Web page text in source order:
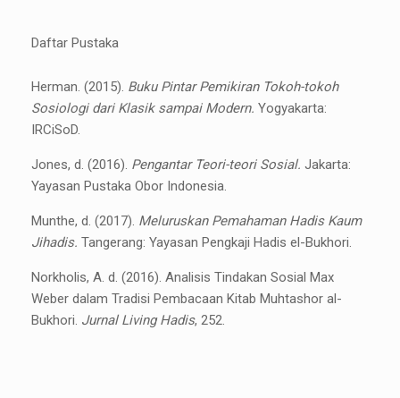
Daftar Pustaka
Herman. (2015). Buku Pintar Pemikiran Tokoh-tokoh
Sosiologi dari Klasik sampai Modern. Yogyakarta:
IRCiSoD.
Jones, d. (2016). Pengantar Teori-teori Sosial. Jakarta:
Yayasan Pustaka Obor Indonesia.
Munthe, d. (2017). Meluruskan Pemahaman Hadis Kaum
Jihadis. Tangerang: Yayasan Pengkaji Hadis el-Bukhori.
Norkholis, A. d. (2016). Analisis Tindakan Sosial Max
Weber dalam Tradisi Pembacaan Kitab Muhtashor al-
Bukhori. Jurnal Living Hadis, 252.